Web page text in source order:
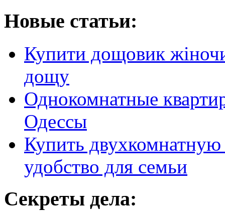
Новые статьи:
Купити дощовик
дощу
Однокомнатные
Одессы
Купить
удобство для семьи
Секреты дела: